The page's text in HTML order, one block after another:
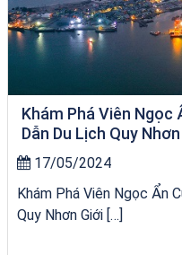
Khám Phá Viên Ngọc
Dẫn Du Lịch Quy Nhơn
17/05/2024
Khám Phá Viên Ngọc Ẩn
Quy Nhơn Giới […]